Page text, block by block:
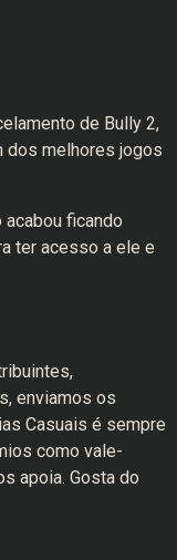
de Bully 2,
dos melhores jogos
ficando
ter acesso a ele e
enviamos os
Casuais é sempre
como vale-
apoia. Gosta do